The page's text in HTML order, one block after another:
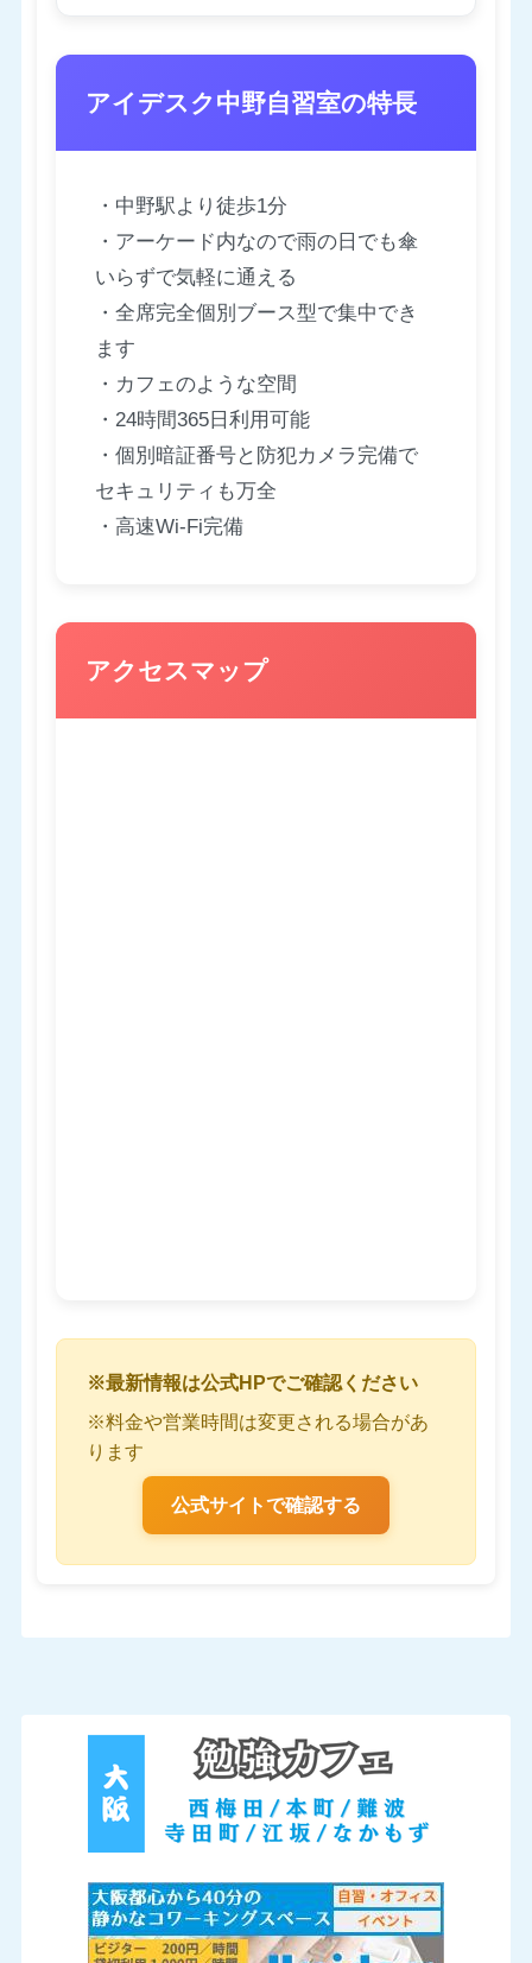
アイデスク中野自習室の特長
・中野駅より徒歩1分
・アーケード内なので雨の日でも傘
いらずで気軽に通える
・全席完全個別ブース型で集中でき
ます
・カフェのような空間
・24時間365日利用可能
・個別暗証番号と防犯カメラ完備で
セキュリティも万全
・高速Wi-Fi完備
アクセスマップ
※最新情報は公式HPでご確認ください
※料金や営業時間は変更される場合があ
ります
公式サイトで確認する